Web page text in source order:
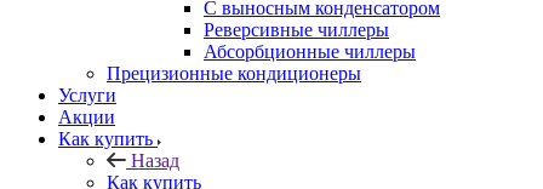
С выносным конденсатором
Реверсивные чиллеры
Абсорбционные чиллеры
Прецизионные кондиционеры
Услуги
Акции
Как купить
Назад
Как купить